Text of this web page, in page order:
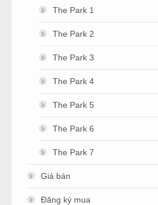
The Park 1
The Park 2
The Park 3
The Park 4
The Park 5
The Park 6
The Park 7
Giá bán
Đăng ký mua